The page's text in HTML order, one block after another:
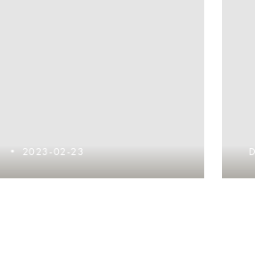
2023-02-23